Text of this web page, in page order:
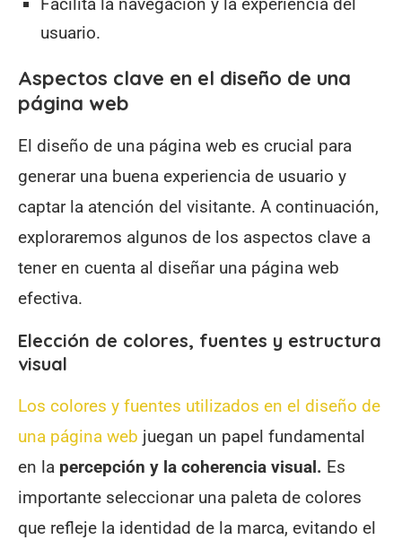
Facilita la navegación y la experiencia del
usuario.
Aspectos clave en el diseño de una
página web
El diseño de una página web es crucial para
generar una buena experiencia de usuario y
captar la atención del visitante. A continuación,
exploraremos algunos de los aspectos clave a
tener en cuenta al diseñar una página web
efectiva.
Elección de colores, fuentes y estructura
visual
Los colores y fuentes utilizados en el diseño de
una página web juegan un papel fundamental
en la percepción y la coherencia visual. Es
importante seleccionar una paleta de colores
que refleje la identidad de la marca, evitando el